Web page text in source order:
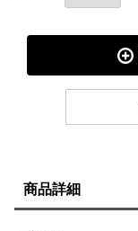
商品詳細